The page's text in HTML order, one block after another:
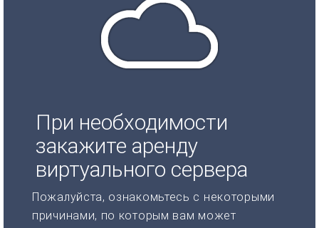
При необходимости
закажите аренду
виртуального сервера
Пожалуйста, ознакомьтесь с некоторыми
причинами, по которым вам может